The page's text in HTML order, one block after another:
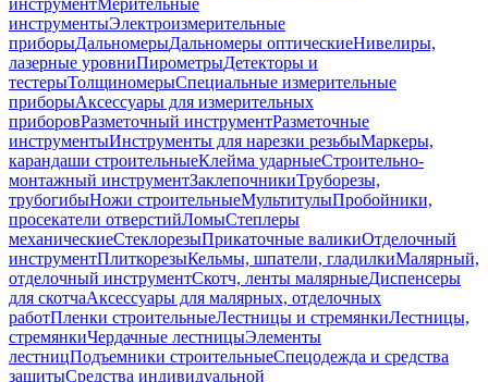
инструментМерительные
инструментыЭлектроизмерительные
приборыДальномерыДальномеры оптическиеНивелиры,
лазерные уровниПирометрыДетекторы и
тестерыТолщиномерыСпециальные измерительные
приборыАксессуары для измерительных
приборовРазметочный инструментРазметочные
инструментыИнструменты для нарезки резьбыМаркеры,
карандаши строительныеКлейма ударныеСтроительно-
монтажный инструментЗаклепочникиТруборезы,
трубогибыНожи строительныеМультитулыПробойники,
просекатели отверстийЛомыСтеплеры
механическиеСтеклорезыПрикаточные валикиОтделочный
инструментПлиткорезыКельмы, шпатели, гладилкиМалярный,
отделочный инструментСкотч, ленты малярныеДиспенсеры
для скотчаАксессуары для малярных, отделочных
работПленки строительныеЛестницы и стремянкиЛестницы,
стремянкиЧердачные лестницыЭлементы
лестницПодъемники строительныеСпецодежда и средства
защитыСредства индивидуальной